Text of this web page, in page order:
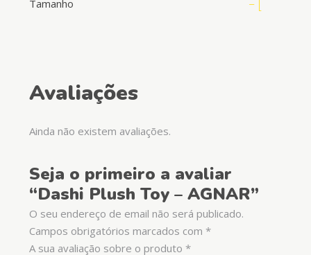
Tamanho
– L
Avaliações
Ainda não existem avaliações.
Seja o primeiro a avaliar
“Dashi Plush Toy – AGNAR”
O seu endereço de email não será publicado.
Campos obrigatórios marcados com *
A sua avaliação sobre o produto *